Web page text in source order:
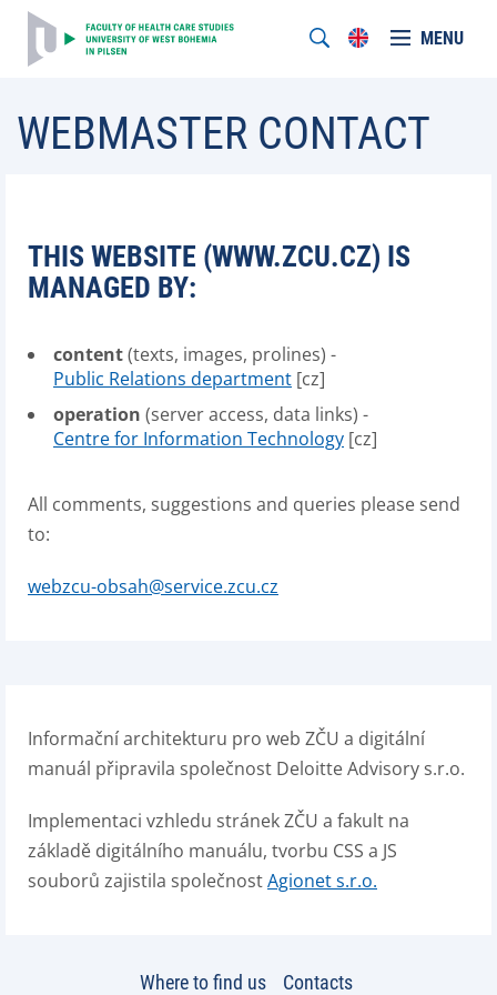
MENU
WEBMASTER CONTACT
THIS WEBSITE (WWW.ZCU.CZ) IS
MANAGED BY:
content(texts, images, prolines) -
Public Relations department [cz]
operation (server access, data links) -
Centre for Information Technology [cz]
All comments, suggestions and queries please send
to:
webzcu-obsah@service.zcu.cz
Informační architekturu pro web ZČU a digitální
manuál připravila společnost Deloitte Advisory s.r.o.
Implementaci vzhledu stránek ZČU a fakult na
základě digitálního manuálu, tvorbu CSS a JS
souborů zajistila společnostAgionet s.r.o.
Where to find us Contacts